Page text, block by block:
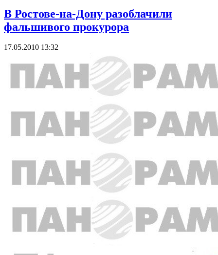
В Ростове-на-Дону разоблачили
фальшивого прокурора
17.05.2010 13:32